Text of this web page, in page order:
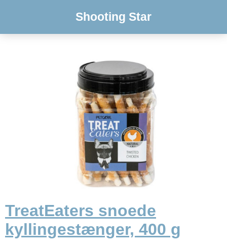
Shooting Star
TreatEaters snoede
kyllingestænger, 400 g